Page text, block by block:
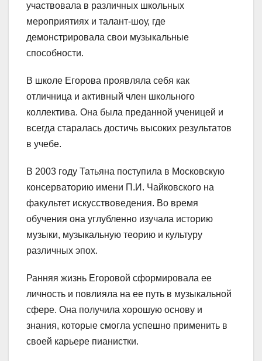
участвовала в различных школьных
мероприятиях и талант-шоу, где
демонстрировала свои музыкальные
способности.
В школе Егорова проявляла себя как
отличница и активный член школьного
коллектива. Она была преданной ученицей и
всегда старалась достичь высоких результатов
в учебе.
В 2003 году Татьяна поступила в Московскую
консерваторию имени П.И. Чайковского на
факультет искусствоведения. Во время
обучения она углубленно изучала историю
музыки, музыкальную теорию и культуру
различных эпох.
Ранняя жизнь Егоровой сформировала ее
личность и повлияла на ее путь в музыкальной
сфере. Она получила хорошую основу и
знания, которые смогла успешно применить в
своей карьере пианистки.